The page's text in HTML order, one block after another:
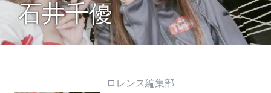
石井千優
ロレンス編集部